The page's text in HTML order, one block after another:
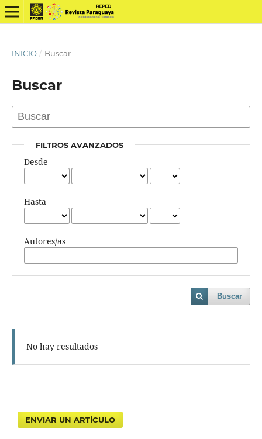
INICIO / Buscar
Buscar
FILTROS AVANZADOS
Desde
Hasta
Autores/as
Buscar
No hay resultados
ENVIAR UN ARTÍCULO